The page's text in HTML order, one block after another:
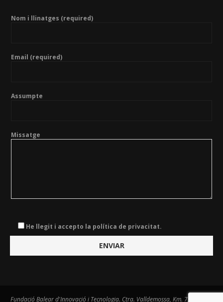
Nom i llinatges (required)
Email (required)
Assumpte
Missatge
He llegit i accepto la política de privacitat.
Fundació Balear d'Innovació i Tecnologia. Ctra. Valldemossa, Km. 7,4. Centre